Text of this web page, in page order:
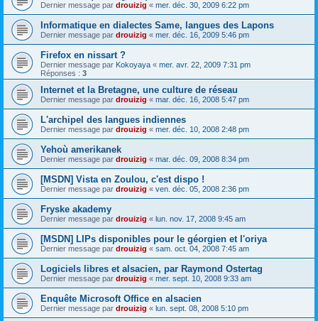
Dernier message par drouizig « mer. déc. 30, 2009 6:22 pm
Informatique en dialectes Same, langues des Lapons
Dernier message par drouizig « mer. déc. 16, 2009 5:46 pm
Firefox en nissart ?
Dernier message par Kokoyaya « mer. avr. 22, 2009 7:31 pm
Réponses : 3
Internet et la Bretagne, une culture de réseau
Dernier message par drouizig « mar. déc. 16, 2008 5:47 pm
L'archipel des langues indiennes
Dernier message par drouizig « mer. déc. 10, 2008 2:48 pm
Yehoù amerikanek
Dernier message par drouizig « mar. déc. 09, 2008 8:34 pm
[MSDN] Vista en Zoulou, c'est dispo !
Dernier message par drouizig « ven. déc. 05, 2008 2:36 pm
Fryske akademy
Dernier message par drouizig « lun. nov. 17, 2008 9:45 am
[MSDN] LIPs disponibles pour le géorgien et l'oriya
Dernier message par drouizig « sam. oct. 04, 2008 7:45 am
Logiciels libres et alsacien, par Raymond Ostertag
Dernier message par drouizig « mer. sept. 10, 2008 9:33 am
Enquête Microsoft Office en alsacien
Dernier message par drouizig « lun. sept. 08, 2008 5:10 pm